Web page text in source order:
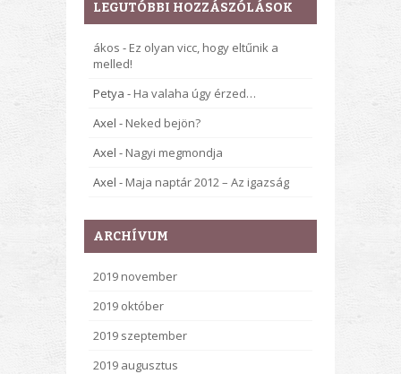
LEGUTÓBBI HOZZÁSZÓLÁSOK
ákos - Ez olyan vicc, hogy eltűnik a
melled!
Petya - Ha valaha úgy érzed…
Axel - Neked bejön?
Axel - Nagyi megmondja
Axel - Maja naptár 2012 – Az igazság
ARCHÍVUM
2019 november
2019 október
2019 szeptember
2019 augusztus